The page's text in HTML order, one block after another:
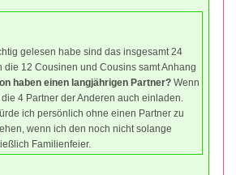
gelesen habe sind das insgesamt 24
die 12 Cousinen und Cousins samt Anhang
haben einen langjährigen Partner? Wenn
4 Partner der Anderen auch einladen.
ich persönlich ohne einen Partner zu
wenn ich den noch nicht solange
Familienfeier.